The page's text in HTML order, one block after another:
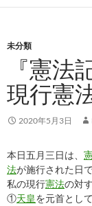
未分類
『憲
現行憲
2020年5月3日
本日五月三日は、
法が施行された日で
私の現行憲法の対
①天皇を元首とし